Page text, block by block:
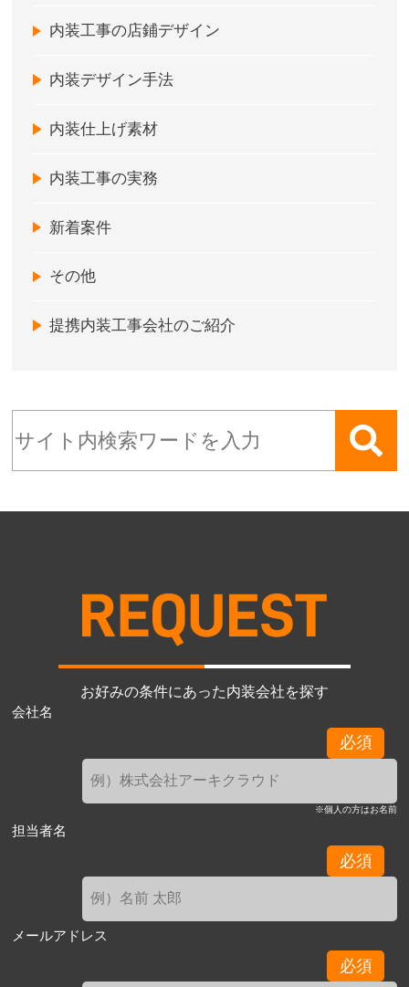
内装工事の店鋪デザイン
内装デザイン手法
内装仕上げ素材
内装工事の実務
新着案件
その他
提携内装工事会社のご紹介
お好みの条件にあった内装会社を探す
会社名
必須
※個人の方はお名前
担当者名
必須
メールアドレス
必須